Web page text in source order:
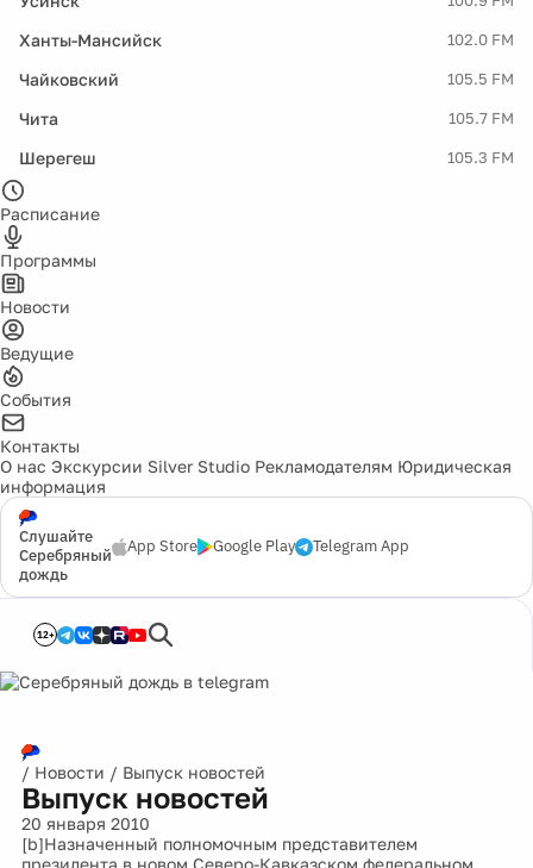
Ханты-Мансийск 102.0 FM
Чайковский 105.5 FM
Чита 105.7 FM
Шерегеш 105.3 FM
Расписание
Программы
Новости
Ведущие
События
Контакты
О нас Экскурсии Silver Studio Рекламодателям Юридическая
информация
Слушайте
Серебряный
дождь
App Store Google Play Telegram App
12+
/ Новости / Выпуск новостей
Выпуск новостей
20 января 2010
[b]Назначенный полномочным представителем